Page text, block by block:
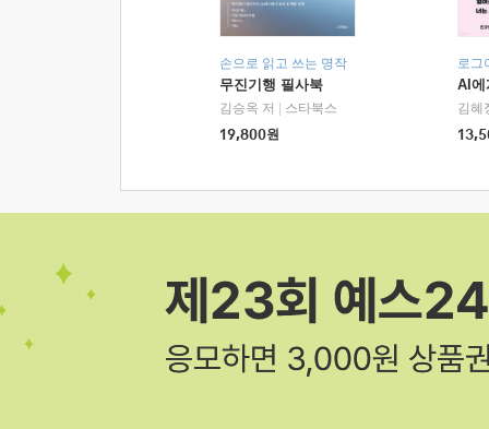
손으로 읽고 쓰는 명작
무진기행 필사북
김승옥 저
스타북스
19,800원
로그
AI에
김혜